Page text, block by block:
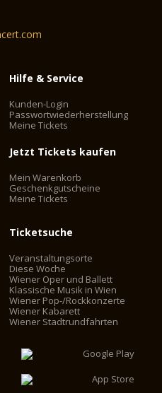
Hilfe & Service
Kunden-Login
Passwortwiederherstellung
Meine Tickets
Jetzt Tickets kaufen
Mein Warenkorb
Geschenkgutscheine
Meine Tickets
Ticketsuche
Veranstaltungsorte
Diese Woche
Wiener Oper und Ballett
Klassische Musik in Wien
Wiener Pop-/Rockkonzerte
Wiener Kabarett
Wiener Stadtrundfahrten